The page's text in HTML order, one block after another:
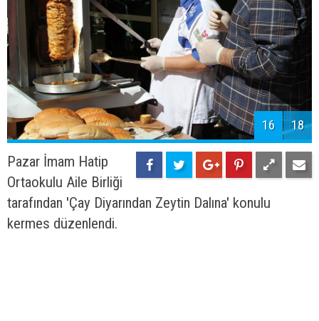
16 18
Pazar İmam Hatip
Ortaokulu Aile Birliği
tarafından 'Çay Diyarından Zeytin Dalına' konulu
kermes düzenlendi.